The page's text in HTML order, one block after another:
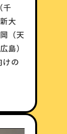
千
大
（天
島）
の